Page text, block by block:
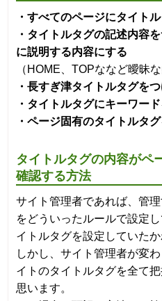
・すべてのページにタイト
・タイトルタグの記述内容
に説明する内容にする
（HOME、TOPななど曖昧
・長すぎ津タイトルタグを
・タイトルタグにキーワー
・ページ固有のタイトルタ
タイトルタグの内容がペ
確認する方法
サイト管理者であれば、管
をどういったルールで設定
イトルタグを設定していたか
しかし、サイト管理者が変
イトのタイトルタグを全て
思います。